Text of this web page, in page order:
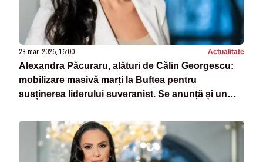
23 mar. 2026, 16:00 Actualitate
Alexandra Păcuraru, alături de Călin Georgescu:
mobilizare masivă marți la Buftea pentru
susținerea liderului suveranist. Se anunță și un